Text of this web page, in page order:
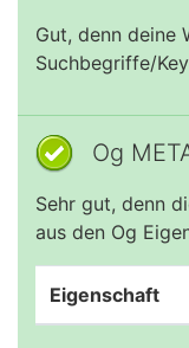
Gut, denn deine
Suchbegriffe/
Og
Sehr gut, denn
aus den Og
Eigenschaft